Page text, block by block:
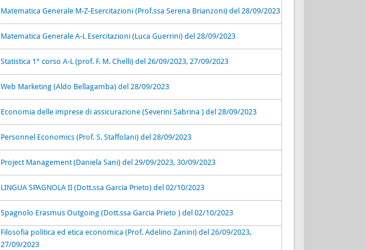
Matematica Generale M-Z-Esercitazioni (Prof.ssa Serena Brianzoni) del 28/09/2023
Matematica Generale A-L Esercitazioni (Luca Guerrini) del 28/09/2023
Statistica 1° corso A-L (prof. F. M. Chelli) del 26/09/2023, 27/09/2023
Web Marketing (Aldo Bellagamba) del 28/09/2023
Economia delle imprese di assicurazione (Severini Sabrina ) del 28/09/2023
Personnel Economics (Prof. S. Staffolani) del 28/09/2023
Project Management (Daniela Sani) del 29/09/2023, 30/09/2023
LINGUA SPAGNOLA II (Dott.ssa Garcia Prieto) del 02/10/2023
Spagnolo Erasmus Outgoing (Dott.ssa Garcia Prieto ) del 02/10/2023
Filosofia politica ed etica economica (Prof. Adelino Zanini) del 26/09/2023,
27/09/2023